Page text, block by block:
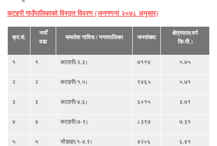
कटहरी गाउँपालिकाको विस्तृत विवरण (जनगणना २०७८ अनुसार)
क्र.सं.
नयाँ
वडा
समावेश गाविस / नगरपालिका जनसंख्या
क्षेत्रफल(वर्ग
कि.मी.)
१ १ कटहरी(२,३) ७१९४ ५.७५
२ २ कटहरी(१,५) ९४६५ ५.७१
३ ३ कटहरी(४,६) ६०१५ ३.७९
४ ४ कटहरी(७-९) ८३९७ ७.३१
५ ५ भौडाहा(१-४,९) ४२०६ ६.४१